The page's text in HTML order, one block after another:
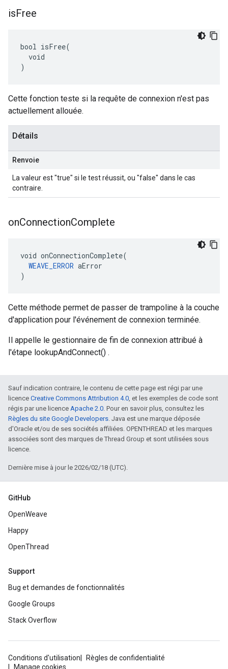
isFree
bool isFree(
  void
)
Cette fonction teste si la requête de connexion n'est pas
actuellement allouée.
Détails
Renvoie
La valeur est "true" si le test réussit, ou "false" dans le cas
contraire.
onConnectionComplete
void onConnectionComplete(
WEAVE_ERROR aError
)
Cette méthode permet de passer de trampoline à la couche
d'application pour l'événement de connexion terminée.
Il appelle le gestionnaire de fin de connexion attribué à
l'étape lookupAndConnect() .
Sauf indication contraire, le contenu de cette page est régi par une
licence Creative Commons Attribution 4.0, et les exemples de code sont
régis par une licence Apache 2.0. Pour en savoir plus, consultez les
Règles du site Google Developers. Java est une marque déposée
d'Oracle et/ou de ses sociétés affiliées. OPENTHREAD et les marques
associées sont des marques de Thread Group et sont utilisées sous
licence.
Dernière mise à jour le 2026/02/18 (UTC).
GitHub
OpenWeave
Happy
OpenThread
Support
Bug et demandes de fonctionnalités
Google Groups
Stack Overflow
Conditions d'utilisation
Règles de confidentialité
Manage cookies